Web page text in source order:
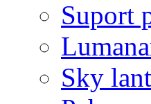
Suport
Sky